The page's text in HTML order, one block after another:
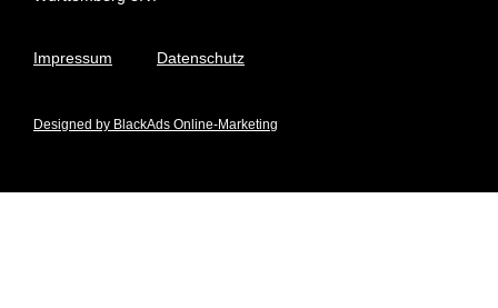
Impressum Datenschutz
Designed by BlackAds Online-Marketing